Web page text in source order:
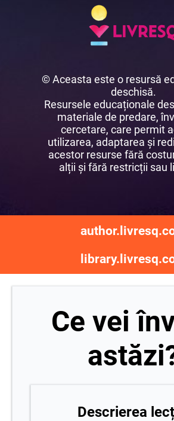
© Aceasta este o resursă
deschisă.
Resursele educaționale
materiale de predare,
cercetare, care permit
utilizarea, adaptarea și
acestor resurse fără
alții și fără restricții sau
Ce vei
Descrierea